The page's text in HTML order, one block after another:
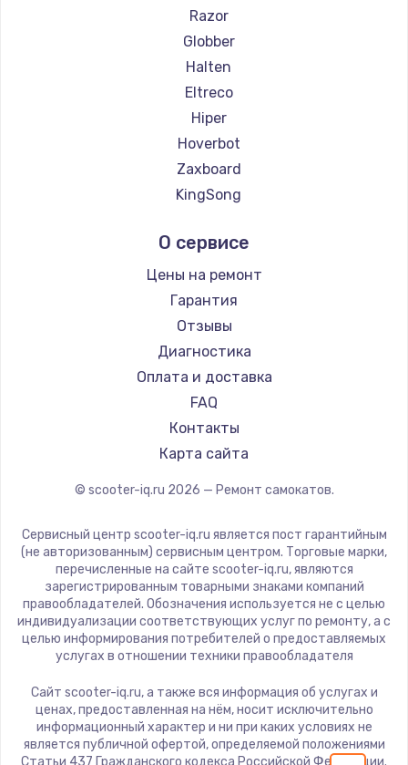
Razor
Globber
Halten
Eltreco
Hiper
Hoverbot
Zaxboard
KingSong
Midway by Yamato
Hunter
Shorner
Joyor
Minimotors
Bork
Segway
KIRIN
О сервисе
Цены на ремонт
Гарантия
Отзывы
Диагностика
Оплата и доставка
FAQ
Контакты
Карта сайта
© scooter-iq.ru 2026 — Ремонт самокатов.
Сервисный центр scooter-iq.ru является пост гарантийным
(не авторизованным) сервисным центром. Торговые марки,
перечисленные на сайте scooter-iq.ru, являются
зарегистрированным товарными знаками компаний
правообладателей. Обозначения используется не с целью
индивидуализации соответствующих услуг по ремонту, а с
целью информирования потребителей о предоставляемых
услугах в отношении техники правообладателя
Сайт scooter-iq.ru, а также вся информация об услугах и
ценах, предоставленная на нём, носит исключительно
информационный характер и ни при каких условиях не
является публичной офертой, определяемой положениями
Статьи 437 Гражданского кодекса Российской Федерации.